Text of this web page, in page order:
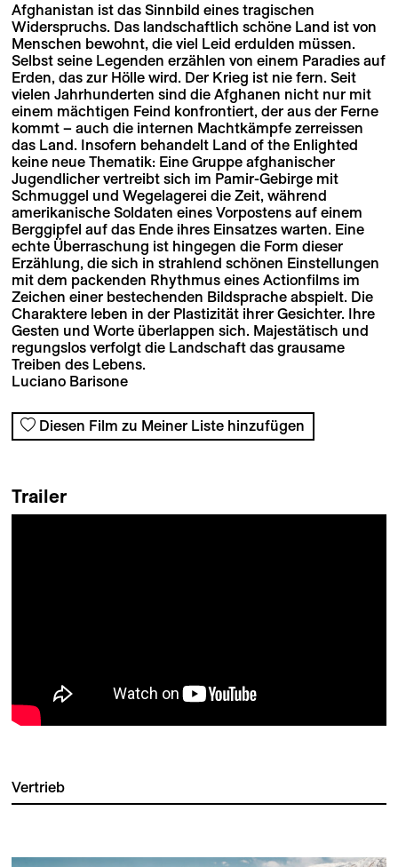
Afghanistan ist das Sinnbild eines tragischen
Widerspruchs. Das landschaftlich schöne Land ist von
Menschen bewohnt, die viel Leid erdulden müssen.
Selbst seine Legenden erzählen von einem Paradies auf
Erden, das zur Hölle wird. Der Krieg ist nie fern. Seit
vielen Jahrhunderten sind die Afghanen nicht nur mit
einem mächtigen Feind konfrontiert, der aus der Ferne
kommt – auch die internen Machtkämpfe zerreissen
das Land. Insofern behandelt Land of the Enlighted
keine neue Thematik: Eine Gruppe afghanischer
Jugendlicher vertreibt sich im Pamir-Gebirge mit
Schmuggel und Wegelagerei die Zeit, während
amerikanische Soldaten eines Vorpostens auf einem
Berggipfel auf das Ende ihres Einsatzes warten. Eine
echte Überraschung ist hingegen die Form dieser
Erzählung, die sich in strahlend schönen Einstellungen
mit dem packenden Rhythmus eines Actionfilms im
Zeichen einer bestechenden Bildsprache abspielt. Die
Charaktere leben in der Plastizität ihrer Gesichter. Ihre
Gesten und Worte überlappen sich. Majestätisch und
regungslos verfolgt die Landschaft das grausame
Treiben des Lebens.
Luciano Barisone
Diesen Film zu Meiner Liste hinzufügen
Trailer
Vertrieb